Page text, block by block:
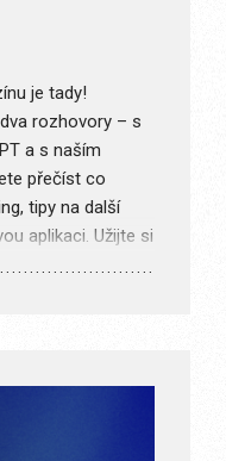
je tady!
rozhovory – s
a s naším
přečíst co
tipy na další
aplikaci. Užijte si